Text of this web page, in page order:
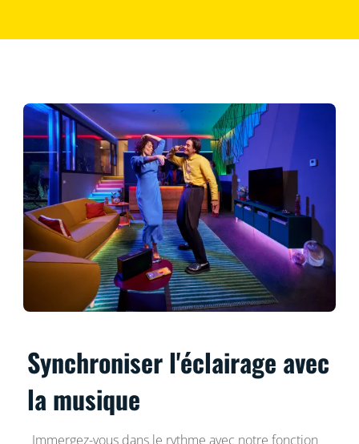
Synchroniser l'éclairage avec
la musique
Immergez-vous dans le rythme avec notre fonction